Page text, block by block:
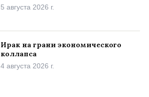
5 августа 2026 г.
Ирак на грани экономического
коллапса
4 августа 2026 г.